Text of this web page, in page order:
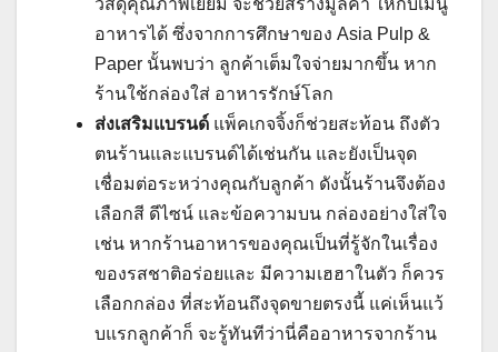
อาหารได้ ซึ่งจากการศึกษาของ Asia Pulp &
Paper นั้นพบว่า ลูกค้าเต็มใจจ่ายมากขึ้น หาก
ร้านใช้กล่องใส่ อาหารรักษ์โลก
ส่งเสริมแบรนด์ แพ็คเกจจิ้งก็ช่วยสะท้อน ถึงตัว
ตนร้านและแบรนด์ได้เช่นกัน และยังเป็นจุด
เชื่อมต่อระหว่างคุณกับลูกค้า ดังนั้นร้านจึงต้อง
เลือกสี ดีไซน์ และข้อความบน กล่องอย่างใส่ใจ
เช่น หากร้านอาหารของคุณเป็นที่รู้จักในเรื่อง
ของรสชาติอร่อยและ มีความเฮฮาในตัว ก็ควร
เลือกกล่อง ที่สะท้อนถึงจุดขายตรงนี้ แค่เห็นแว้
บแรกลูกค้าก็ จะรู้ทันทีว่านี่คืออาหารจากร้าน